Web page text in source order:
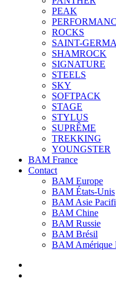
PEAK
ROCKS
SAINT-
SHAMROCK
SIGNATURE
STEELS
SKY
SOFTPACK
STAGE
STYLUS
SUPRÊME
TREKKING
YOUNGSTER
BAM France
Contact
BAM Europe
BAM États-Unis
BAM Asie
BAM Chine
BAM Russie
BAM Brésil
BAM Amérique